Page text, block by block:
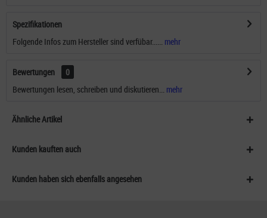
Spezifikationen
Folgende Infos zum Hersteller sind verfübar...... mehr
Bewertungen
0
Bewertungen lesen, schreiben und diskutieren...
mehr
Ähnliche Artikel
Kunden kauften auch
Kunden haben sich ebenfalls angesehen